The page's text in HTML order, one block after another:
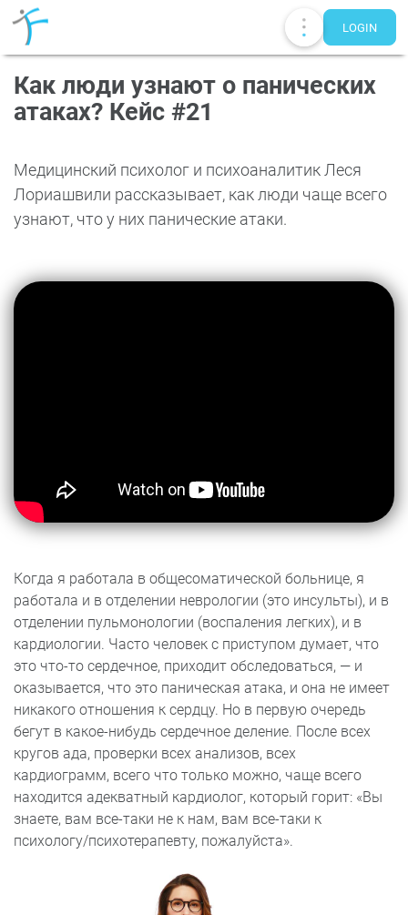
LOGIN
Как люди узнают о панических
атаках? Кейс #21
​Медицинский психолог и психоаналитик Леся
Лориашвили рассказывает, как люди чаще всего
узнают, что у них панические атаки.​
Когда я работала в общесоматической больнице, я
работала и в отделении неврологии (это инсульты), и в
отделении пульмонологии (воспаления легких), и в
кардиологии. Часто человек с приступом думает, что
это что-то сердечное, приходит обследоваться, — и
оказывается, что это паническая атака, и она не имеет
никакого отношения к сердцу. Но в первую очередь
бегут в какое-нибудь сердечное деление. После всех
кругов ада, проверки всех анализов, всех
кардиограмм, всего что только можно, чаще всего
находится адекватный кардиолог, который горит: «Вы
знаете, вам все-таки не к нам, вам все-таки к
психологу/психотерапевту, пожалуйста».